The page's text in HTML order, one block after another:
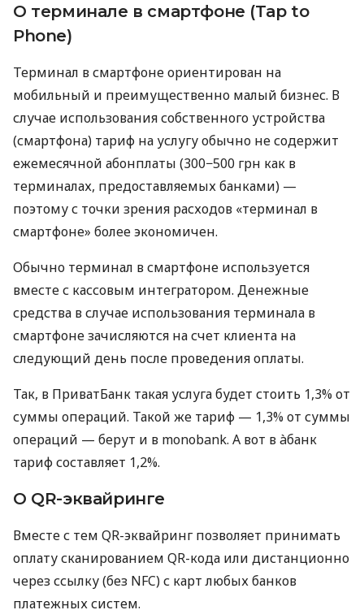
О терминале в смартфоне (Tap to
Phone)
Терминал в смартфоне ориентирован на
мобильный и преимущественно малый бизнес. В
случае использования собственного устройства
(смартфона) тариф на услугу обычно не содержит
ежемесячной абонплаты (300−500 грн как в
терминалах, предоставляемых банками) —
поэтому с точки зрения расходов «терминал в
смартфоне» более экономичен.
Обычно терминал в смартфоне используется
вместе с кассовым интегратором. Денежные
средства в случае использования терминала в
смартфоне зачисляются на счет клиента на
следующий день после проведения оплаты.
Так, в ПриватБанк такая услуга будет стоить 1,3% от
суммы операций. Такой же тариф — 1,3% от суммы
операций — берут и в monobank. А вот в àбанк
тариф составляет 1,2%.
О QR-эквайринге
Вместе с тем QR-эквайринг позволяет принимать
оплату сканированием QR-кода или дистанционно
через ссылку (без NFC) с карт любых банков
платежных систем.